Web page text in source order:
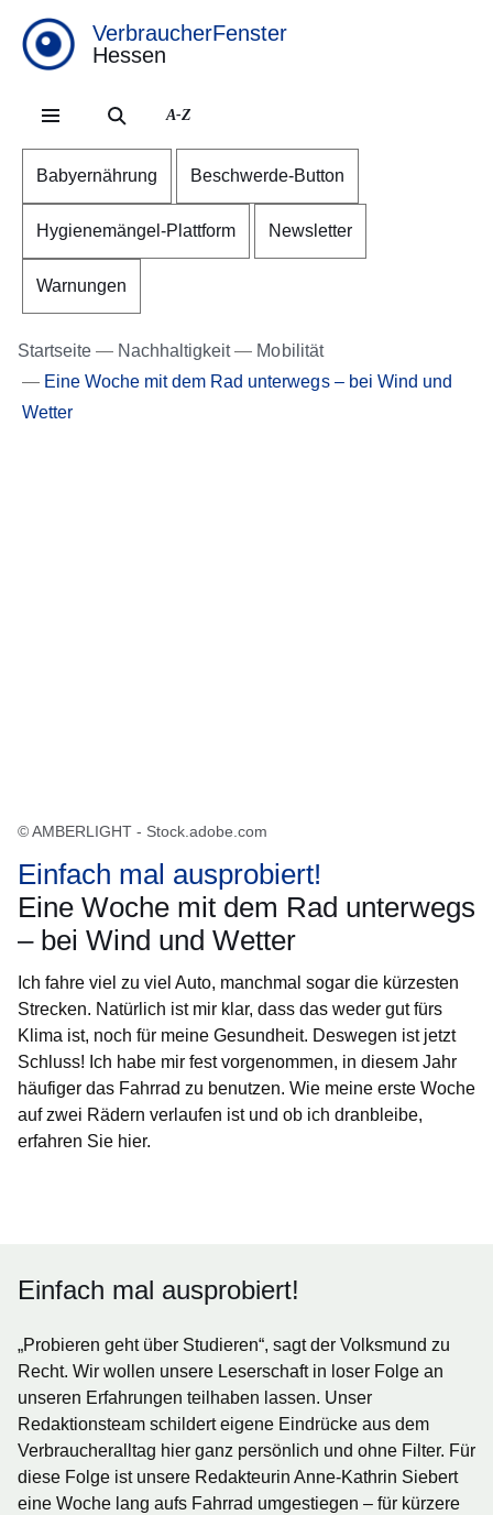
VerbraucherFenster
Hessen
A-Z
Babyernährung Beschwerde-Button
Hygienemängel-Plattform Newsletter
Warnungen
Startseite Nachhaltigkeit
Mobilität
Eine Woche mit dem Rad unterwegs – bei Wind und
Wetter
© AMBERLIGHT - Stock.adobe.com
Einfach mal ausprobiert!
Eine Woche mit dem Rad unterwegs
– bei Wind und Wetter
Ich fahre viel zu viel Auto, manchmal sogar die kürzesten
Strecken. Natürlich ist mir klar, dass das weder gut fürs
Klima ist, noch für meine Gesundheit. Deswegen ist jetzt
Schluss! Ich habe mir fest vorgenommen, in diesem Jahr
häufiger das Fahrrad zu benutzen. Wie meine erste Woche
auf zwei Rädern verlaufen ist und ob ich dranbleibe,
erfahren Sie hier.
Einfach mal ausprobiert!
„Probieren geht über Studieren“, sagt der Volksmund zu
Recht. Wir wollen unsere Leserschaft in loser Folge an
unseren Erfahrungen teilhaben lassen. Unser
Redaktionsteam schildert eigene Eindrücke aus dem
Verbraucheralltag hier ganz persönlich und ohne Filter. Für
diese Folge ist unsere Redakteurin Anne-Kathrin Siebert
eine Woche lang aufs Fahrrad umgestiegen – für kürzere